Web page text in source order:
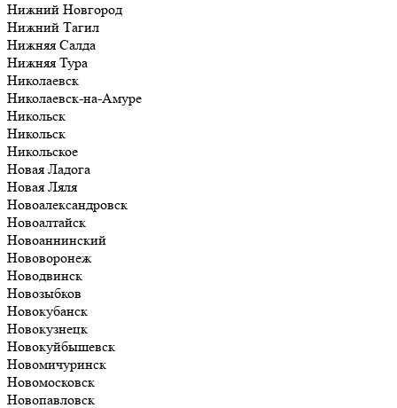
Нижний Новгород
Нижний Тагил
Нижняя Салда
Нижняя Тура
Николаевск
Николаевск-на-Амуре
Никольск
Никольск
Никольское
Новая Ладога
Новая Ляля
Новоалександровск
Новоалтайск
Новоаннинский
Нововоронеж
Новодвинск
Новозыбков
Новокубанск
Новокузнецк
Новокуйбышевск
Новомичуринск
Новомосковск
Новопавловск